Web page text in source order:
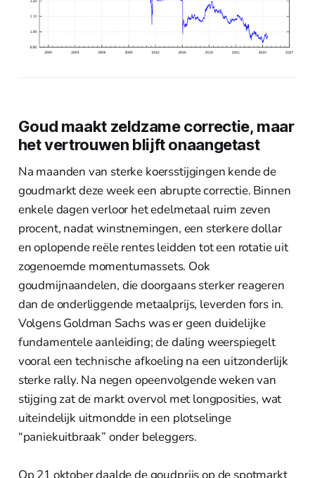
Goud maakt zeldzame correctie, maar
het vertrouwen blijft onaangetast
Na maanden van sterke koersstijgingen kende de
goudmarkt deze week een abrupte correctie. Binnen
enkele dagen verloor het edelmetaal ruim zeven
procent, nadat winstnemingen, een sterkere dollar
en oplopende reële rentes leidden tot een rotatie uit
zogenoemde momentumassets. Ook
goudmijnaandelen, die doorgaans sterker reageren
dan de onderliggende metaalprijs, leverden fors in.
Volgens Goldman Sachs was er geen duidelijke
fundamentele aanleiding; de daling weerspiegelt
vooral een technische afkoeling na een uitzonderlijk
sterke rally. Na negen opeenvolgende weken van
stijging zat de markt overvol met longposities, wat
uiteindelijk uitmondde in een plotselinge
“paniekuitbraak” onder beleggers.